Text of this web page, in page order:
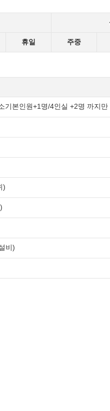
휴일 주중
기본인원+1명/4인실 +2명 까지만
)
비)